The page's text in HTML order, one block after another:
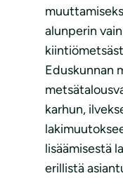
alunperin
Eduskunnan
karhun,
lisäämisestä
erillistä